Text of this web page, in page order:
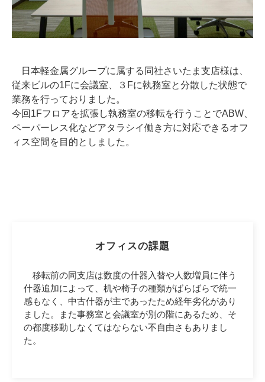
日本軽金属グループに属する同社さいたま支店様は、
従来ビルの1Fに会議室、３Fに執務室と分散した状態で
業務を行っておりました。
今回1Fフロアを拡張し執務室の移転を行うことでABW、
ペーパーレス化などアタラシイ働き方に対応できるオフ
ィス空間を目的としました。
オフィスの課題
移転前の同支店は数度の什器入替や人数増員に伴う
什器追加によって、机や椅子の種類がばらばらで統一
感もなく、中古什器が主であったため経年劣化があり
ました。また事務室と会議室が別の階にあるため、そ
の都度移動しなくてはならない不自由さもありまし
た。